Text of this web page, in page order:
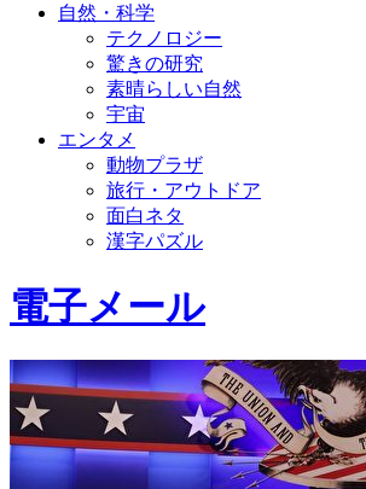
自然・科学
テクノロジー
驚きの研究
素晴らしい自然
宇宙
エンタメ
動物プラザ
旅行・アウトドア
面白ネタ
漢字パズル
電子メール